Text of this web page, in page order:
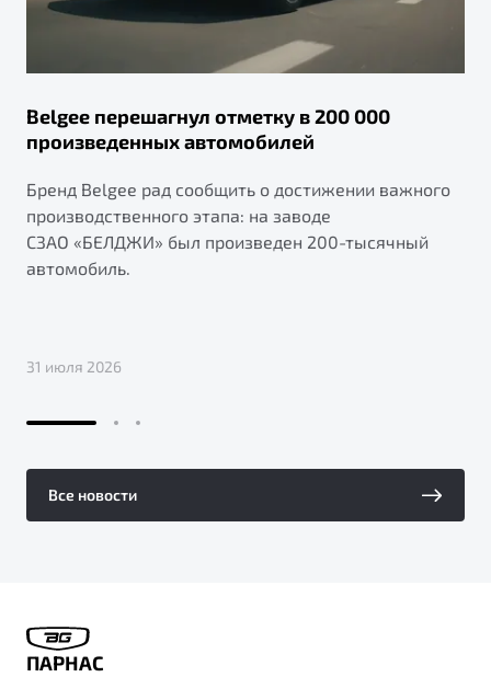
Belgee перешагнул отметку в 200 000
произведенных автомобилей
Бренд Belgee рад сообщить о достижении важного
производственного этапа: на заводе
СЗАО «БЕЛДЖИ» был произведен 200-тысячный
автомобиль.
31 июля 2026
Все новости
ПАРНАС